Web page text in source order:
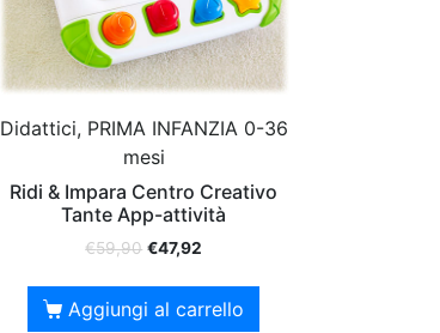
Didattici, PRIMA INFANZIA 0-36
mesi
Ridi & Impara Centro Creativo
Tante App-attività
€59,90 €47,92
Aggiungi al carrello